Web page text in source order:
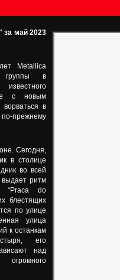
за май 2023
Metallica
группы в
с новым
в
прежнему
Сегодня,
в столице
во всей
ритм
“Praca do
блестящих
по улице
улица
к останкам
его
над